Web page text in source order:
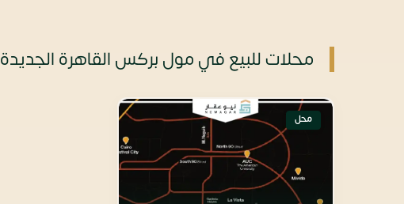
محلات للبيع في مول بركس القاهرة الجديدة BRX Mall New Cairo
محل